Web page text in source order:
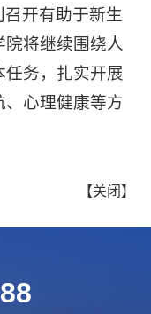
开有助于新生
将继续围绕人
任务，扎实开展
、心理健康等方
【关闭 】